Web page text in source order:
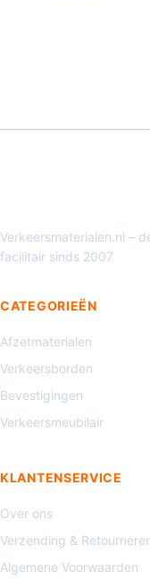
Verkeersmaterialen.nl –
facilitair sinds 2007
CATEGORIEËN
Afzetmaterialen
Verkeersborden
Bevestigingen
Verkeersmeubilair
KLANTENSERVICE
Over ons
Verzending &
Algemene Voorwaarden